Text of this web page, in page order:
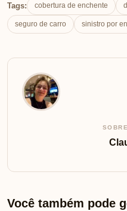
Tags: cobertura de enchente
seguro de carro sinistro por
Você também pode